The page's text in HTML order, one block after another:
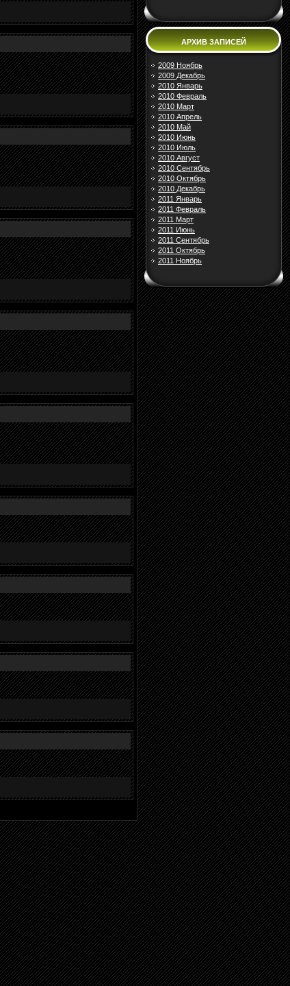
АРХИВ ЗАПИСЕЙ
2009 Ноябрь
2009 Декабрь
2010 Январь
2010 Февраль
2010 Март
2010 Апрель
2010 Май
2010 Июнь
2010 Июль
2010 Август
2010 Сентябрь
2010 Октябрь
2010 Декабрь
2011 Январь
2011 Февраль
2011 Март
2011 Июнь
2011 Сентябрь
2011 Октябрь
2011 Ноябрь